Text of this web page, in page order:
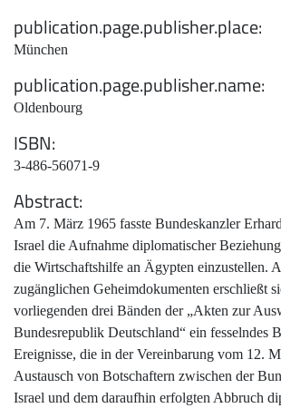
publication.page.publisher.place
München
publication.page.publisher.name
Oldenbourg
ISBN
3-486-56071-9
Abstract
Am 7. März 1965 fasste Bundeskanzler
Israel die Aufnahme diplomatischer
die Wirtschaftshilfe an Ägypten einzustellen.
zugänglichen Geheimdokumenten erschließt
vorliegenden drei Bänden der „Akten zur
Bundesrepublik Deutschland“ ein fesselndes
Ereignisse, die in der Vereinbarung vom 12.
Austausch von Botschaftern zwischen der
Israel und dem daraufhin erfolgten Abbruch